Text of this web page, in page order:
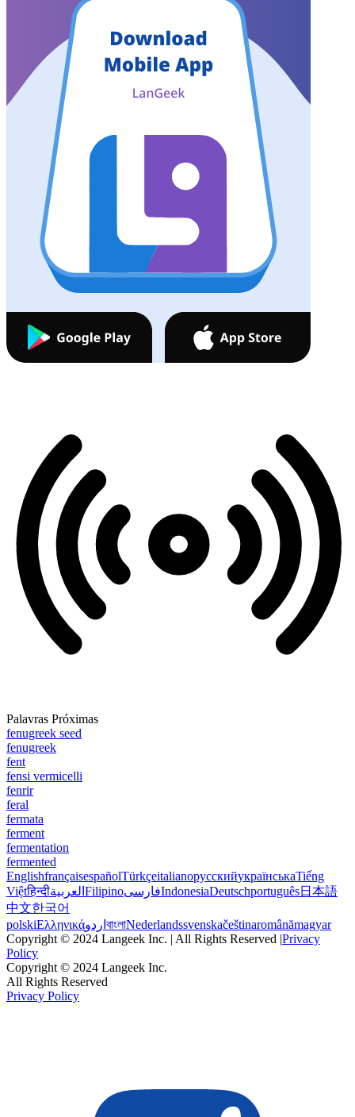
Palavras Próximas
fenugreek seed
fenugreek
fent
fensi vermicelli
fenrir
feral
fermata
ferment
fermentation
fermented
EnglishfrançaisespañolTürkçeitalianoрусскийукраїнськаTiếng
Việtहिन्दीالعربية FilipinoفارسیIndonesiaDeutschportuguês日本語
中文한국어
polskiΕλληνικάاردو বাংলাNederlandssvenskačeštinaromânămagyar
Copyright © 2024 Langeek Inc. | All Rights Reserved |Privacy
Policy
Copyright © 2024 Langeek Inc.
All Rights Reserved
Privacy Policy